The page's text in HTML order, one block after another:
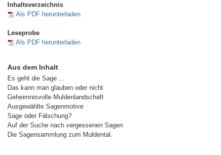
Inhaltsverzeichnis
Als PDF herunterladen
Leseprobe
Als PDF herunterladen
Aus dem Inhalt
Es geht die Sage ...
Das kann man glauben oder nicht
Geheimnisvolle Muldenlandschaft
Ausgewählte Sagenmotive
Sage oder Fälschung?
Auf der Suche nach vergessenen Sagen
Die Sagensammlung zum Muldental.